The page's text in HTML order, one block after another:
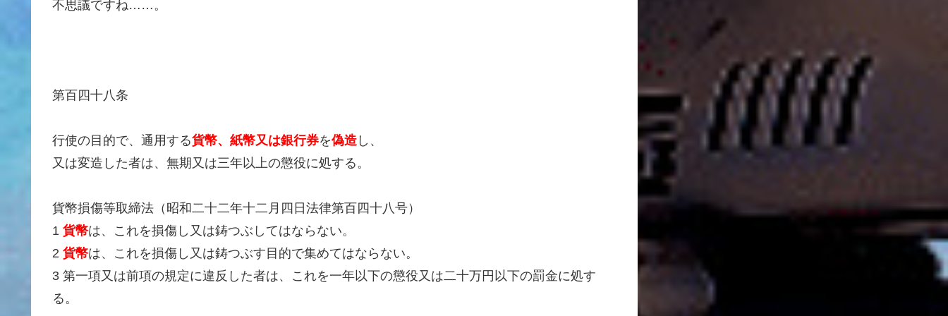
不思議ですね……。
第百四十八条
行使の目的で、通用する貨幣、紙幣又は銀行券を偽造 し、
又は変造した者は、無期又は三年以上の懲役に処する。
貨幣損傷等取締法（昭和二十二年十二月四日法律第百四十八号）
1 貨幣は、これを損傷し又は鋳つぶしてはならない。
2 貨幣は、これを損傷し又は鋳つぶす目的で集めてはならない。
3 第一項又は前項の規定に違反した者は、これを一年以下の懲役又は二十万円以下の罰金に処す
る。